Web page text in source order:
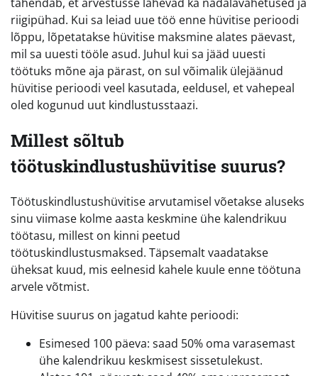
riigipühad. Kui sa leiad uue töö enne hüvitise perioodi
lõppu, lõpetatakse hüvitise maksmine alates päevast,
mil sa uuesti tööle asud. Juhul kui sa jääd uuesti
töötuks mõne aja pärast, on sul võimalik ülejäänud
hüvitise perioodi veel kasutada, eeldusel, et vahepeal
oled kogunud uut kindlustusstaazi.
Millest sõltub
töötuskindlustushüvitise suurus?
Töötuskindlustushüvitise arvutamisel võetakse aluseks
sinu viimase kolme aasta keskmine ühe kalendrikuu
töötasu, millest on kinni peetud
töötuskindlustusmaksed. Täpsemalt vaadatakse
üheksat kuud, mis eelnesid kahele kuule enne töötuna
arvele võtmist.
Hüvitise suurus on jagatud kahte perioodi:
Esimesed 100 päeva: saad 50% oma varasemast
ühe kalendrikuu keskmisest sissetulekust.